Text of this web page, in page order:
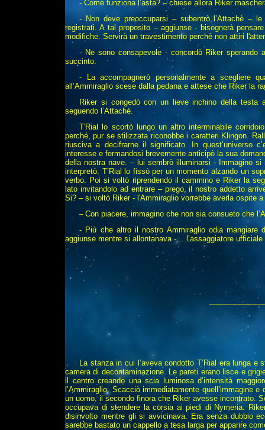
- Come funziona l’asta? – chiese allora Riker
- Non deve preoccuparsi – subentrò l’Attachè –
registrati. A tal proposito – aggiunse - bisognerà
modifiche. Servirà un travestimento perchè non attiri
- Ne sono consapevole - concordò Riker sperando
succinto.
- La accompagnerò personalmente a scegliere
all’Ammiraglio scese dalla pedana e attese che Riker la
Riker si congedò con un lieve inchino della
seguendo l’Attachè.
T'Rial lo scortò lungo un altro interminabile
perché, pur se stilizzata riconobbe i caratteri Klingon.
riusciva a decifrarne il significato. In quest’universo
interesse e fermandosi brevemente anticipò la sua
della nostra nave. – lui sembrò illuminarsi - Immagino
interpretò. T’Rial lo fissò per un momento alzando un
verbo. Poi si voltò riprendendo il cammino e Riker la
lato invitandolo ad entrare – prego, il nostro addetto
Si? – si voltò Riker - l'Ammiraglio vorrebbe averla ospite
–Con piacere, immagino che non sia consueto che
- Più che altro il nostro Ammiraglio odia
aggiunse mentre si allontanava - …l’assaggiatore
La stanza in cui l’aveva condotto T’Rial era lunga
camera di decontaminazione. Le pareti erano lisce e
il centro creando una scia luminosa d’intensità
l’Ammiraglio. Scacciò immediatamente quell’immagine
un uomo, il secondo finora che Riker avesse incontrato.
occupava di stendere la corsia ai piedi di Nymeria.
disinvolto mentre gli si avvicinava. Era senza dubbio
sarebbe bastato un cappello a tesa larga per apparire